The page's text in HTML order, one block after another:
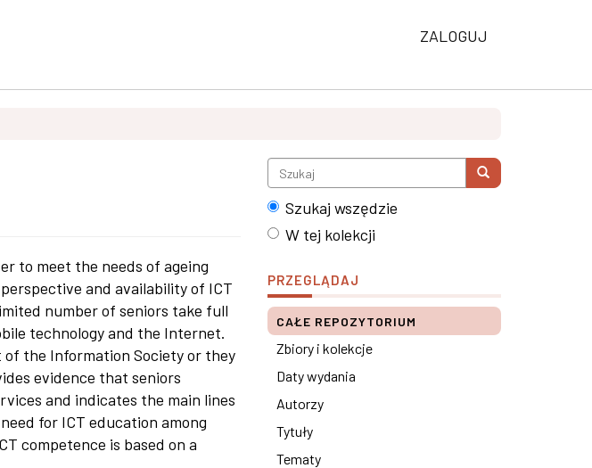
ZALOGUJ
to meet the needs of ageing
and availability of ICT
number of seniors take full
technology and the Internet.
the Information Society or they
evidence that seniors
and indicates the main lines
for ICT educa­tion among
competence is based on a
Szukaj wszędzie
W tej kolekcji
PRZEGLĄDAJ
CAŁE REPOZYTORIUM
Zbiory i kolekcje
Daty wydania
Autorzy
Tytuły
Tematy